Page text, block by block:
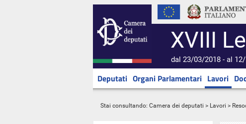
XVIII
dal 23/03/2018 - al
Deputati Organi Parlamentari Lavori
Stai consultando: Camera dei deputati > Lavori >